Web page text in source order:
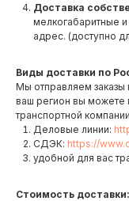
Доставка
мелкогабаритные и
адрес. (доступно
Виды доставки по
Мы отправляем заказы
ваш регион вы можете
транспортной
Деловые линии:
СДЭК: https://
удобной для вас
Стоимость доставки: